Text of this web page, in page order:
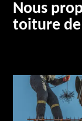
Nous
toiture